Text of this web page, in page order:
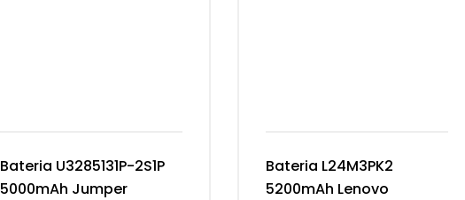
Bateria U3285131P-2S1P
5000mAh Jumper
Bateria L24M3PK2
5200mAh Lenovo